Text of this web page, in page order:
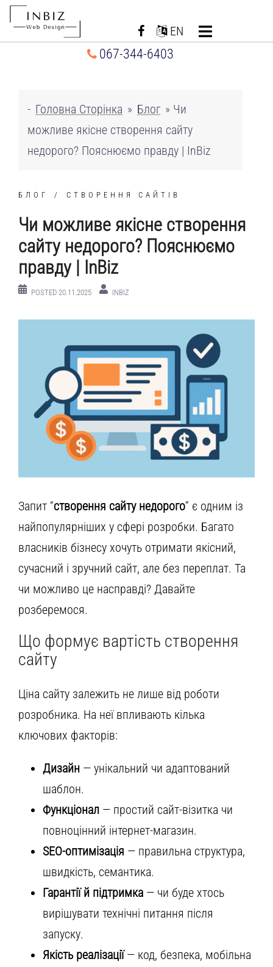
Перейти
EN
067-344-6403
- Головна Сторінка » Блог » Чи
можливе якісне створення сайту
недорого? Пояснюємо правду | InBiz
БЛОГ СТВОРЕННЯ САЙТІВ
Чи можливе якісне створення
сайту недорого? Пояснюємо
правду | InBiz
POSTED 20.11.2025 INBIZ
Запит “створення сайту недорого” є одним із
найпопулярніших у сфері розробки. Багато
власників бізнесу хочуть отримати якісний,
сучасний і зручний сайт, але без переплат. Та
чи можливо це насправді? Давайте
розберемося.
Що формує вартість створення
сайту
Ціна сайту залежить не лише від роботи
розробника. На неї впливають кілька
ключових факторів:
Дизайн — унікальний чи адаптований
шаблон.
Функціонал — простий сайт-візитка чи
повноцінний інтернет-магазин.
SEO-оптимізація — правильна структура,
швидкість, семантика.
Гарантії й підтримка — чи буде хтось
вирішувати технічні питання після
запуску.
Якість реалізації— код, безпека, мобільна